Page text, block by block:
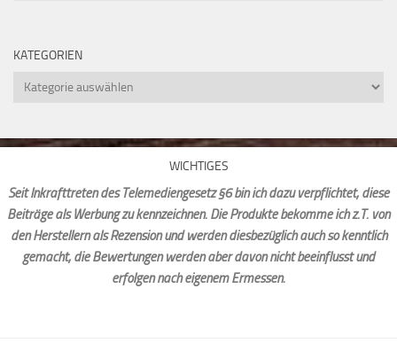
KATEGORIEN
Kategorien
WICHTIGES
Seit Inkrafttreten des Telemediengesetz §6 bin ich dazu verpflichtet, diese
Beiträge als Werbung zu kennzeichnen. Die Produkte bekomme ich z.T. von
den Herstellern als Rezension und werden diesbezüglich auch so kenntlich
gemacht, die Bewertungen werden aber davon nicht beeinflusst und
erfolgen nach eigenem Ermessen.